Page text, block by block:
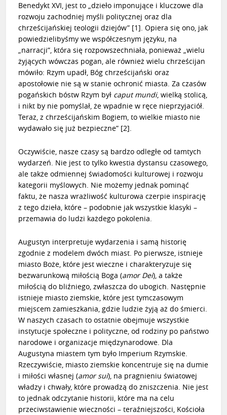
Benedykt XVI, jest to „dzieło imponujące i kluczowe dla
rozwoju zachodniej myśli politycznej oraz dla
chrześcijańskiej teologii dziejów” [1]. Opiera się ono, jak
powiedzielibyśmy we współczesnym języku, na
„narracji”, która się rozpowszechniała, ponieważ „wielu
żyjących wówczas pogan, ale również wielu chrześcijan
mówiło: Rzym upadł, Bóg chrześcijański oraz
apostołowie nie są w stanie ochronić miasta. Za czasów
pogańskich bóstw Rzym był caput mundi, wielką stolicą,
i nikt by nie pomyślał, że wpadnie w ręce nieprzyjaciół.
Teraz, z chrześcijańskim Bogiem, to wielkie miasto nie
wydawało się już bezpieczne” [2].
Oczywiście, nasze czasy są bardzo odległe od tamtych
wydarzeń. Nie jest to tylko kwestia dystansu czasowego,
ale także odmiennej świadomości kulturowej i rozwoju
kategorii myślowych. Nie możemy jednak pominąć
faktu, że nasza wrażliwość kulturowa czerpie inspirację
z tego dzieła, które – podobnie jak wszystkie klasyki –
przemawia do ludzi każdego pokolenia.
Augustyn interpretuje wydarzenia i samą historię
zgodnie z modelem dwóch miast. Po pierwsze, istnieje
miasto Boże, które jest wieczne i charakteryzuje się
bezwarunkową miłością Boga (amor Dei), a także
miłością do bliźniego, zwłaszcza do ubogich. Następnie
istnieje miasto ziemskie, które jest tymczasowym
miejscem zamieszkania, gdzie ludzie żyją aż do śmierci.
W naszych czasach to ostatnie obejmuje wszystkie
instytucje społeczne i polityczne, od rodziny po państwo
narodowe i organizacje międzynarodowe. Dla
Augustyna miastem tym było Imperium Rzymskie.
Rzeczywiście, miasto ziemskie koncentruje się na dumie
i miłości własnej (amor sui), na pragnieniu światowej
władzy i chwały, które prowadzą do zniszczenia. Nie jest
to jednak odczytanie historii, które ma na celu
przeciwstawienie wieczności – teraźniejszości, Kościoła